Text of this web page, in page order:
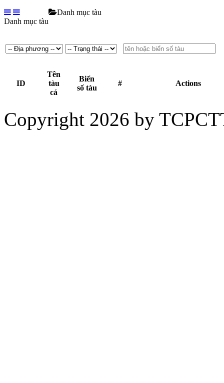
Danh mục tàu
Danh mục tàu
ID
Tên
tàu
cá
Biển
số tàu
# Actions
Copyright 2026 by